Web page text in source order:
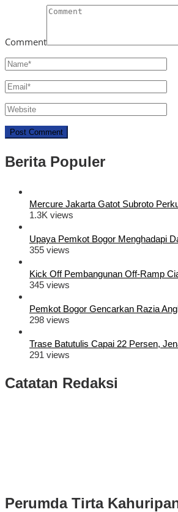
Comment
Berita Populer
Mercure Jakarta Gatot Subroto
1.3K views
Upaya Pemkot Bogor Menghadapi
355 views
Kick Off Pembangunan Off-Ramp
345 views
Pemkot Bogor Gencarkan Razia
298 views
Trase Batutulis Capai 22 Persen,
291 views
Catatan Redaksi
Perumda Tirta